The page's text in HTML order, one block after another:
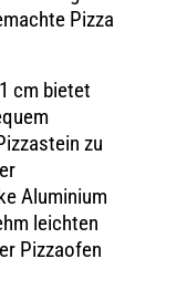
Details
19,50 €*
Details
Pizza
cm bietet
zu
Aluminium
leichten
Pizzaofen